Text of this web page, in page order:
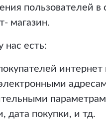
пользователей в
магазин.
нас есть:
интернет
дата покупки, и тд.